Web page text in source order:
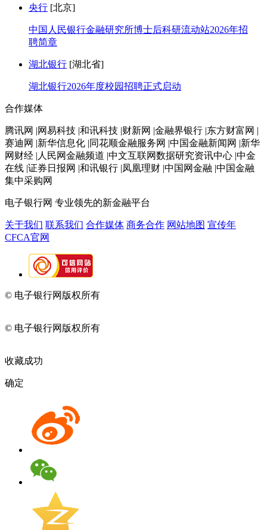
央行 [北京]
中国人民银行金融研究所博士后科研流动站2026年招
聘简章
湖北银行 [湖北省]
湖北银行2026年度校园招聘正式启动
合作媒体
腾讯网 |网易科技 |和讯科技 |财新网 |金融界银行 |东方财富网 |
赛迪网 |新华信息化 |同花顺金融服务网 |中国金融新闻网 |新华
网财经 |人民网金融频道 |中文互联网数据研究资讯中心 |中金
在线 |证券日报网 |和讯银行 |凤凰理财 |中国网金融 |中国金融
集中采购网
电子银行网 专业领先的新金融平台
关于我们 联系我们 合作媒体 商务合作 网站地图 宣传年
CFCA官网
© 电子银行网版权所有
© 电子银行网版权所有
收藏成功
确定